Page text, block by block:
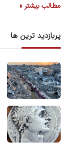
مطالب بیشتر »
پربازدید ترین ها